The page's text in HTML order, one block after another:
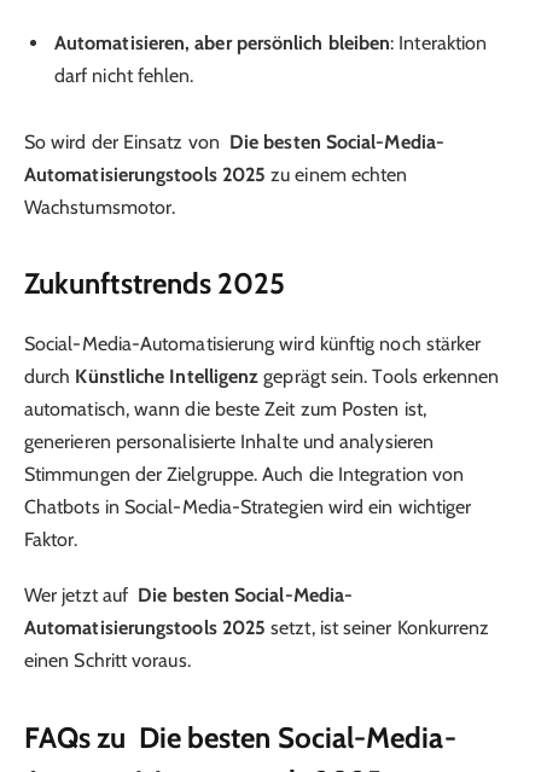
Automatisieren, aber persönlich bleiben: Interaktion
darf nicht fehlen.
So wird der Einsatz von Die besten Social-Media-
Automatisierungstools 2025 zu einem echten
Wachstumsmotor.
Zukunftstrends 2025
Social-Media-Automatisierung wird künftig noch stärker
durch Künstliche Intelligenz geprägt sein. Tools erkennen
automatisch, wann die beste Zeit zum Posten ist,
generieren personalisierte Inhalte und analysieren
Stimmungen der Zielgruppe. Auch die Integration von
Chatbots in Social-Media-Strategien wird ein wichtiger
Faktor.
Wer jetzt auf Die besten Social-Media-
Automatisierungstools 2025 setzt, ist seiner Konkurrenz
einen Schritt voraus.
FAQs zu Die besten Social-Media-